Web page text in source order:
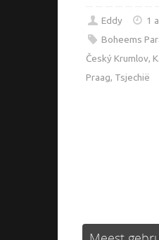
Eddy 1
Boheems
Český Krumlov,
Praag, Tsjechië